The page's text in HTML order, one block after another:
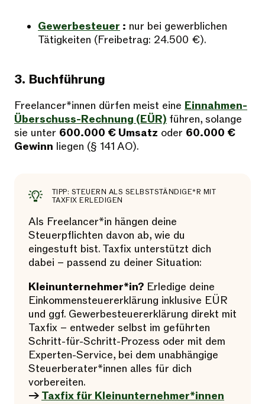
Gewerbesteuer : nur bei gewerblichen
Tätigkeiten (Freibetrag: 24.500 €).
3. Buchführung
Freelancer*innen dürfen meist eine Einnahmen-
Überschuss-Rechnung (EÜR) führen, solange
sie unter 600.000 € Umsatz oder 60.000 €
Gewinn liegen (§ 141 AO).
TIPP: STEUERN ALS SELBSTSTÄNDIGE*R MIT
TAXFIX ERLEDIGEN
Als Freelancer*in hängen deine
Steuerpflichten davon ab, wie du
eingestuft bist. Taxfix unterstützt dich
dabei – passend zu deiner Situation:
Kleinunternehmer*in? Erledige deine
Einkommensteuererklärung inklusive EÜR
und ggf. Gewerbesteuererklärung direkt mit
Taxfix – entweder selbst im geführten
Schritt-für-Schritt-Prozess oder mit dem
Experten-Service, bei dem unabhängige
Steuerberater*innen alles für dich
vorbereiten.
→ Taxfix für Kleinunternehmer*innen